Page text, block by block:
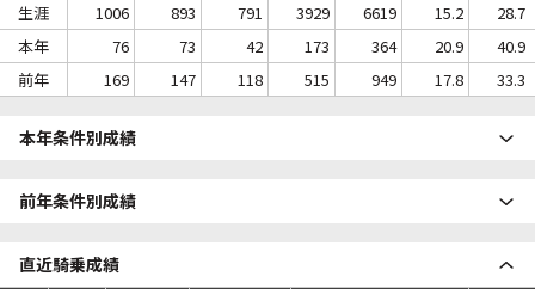
生涯
1006 893 791 3929 6619 15.2
28.7
本年
76 73 42 173 364 20.9
40.9
前年
169 147 118 515 949 17.8 33.3
本年条件別成績
前年条件別成績
直近騎乗成績